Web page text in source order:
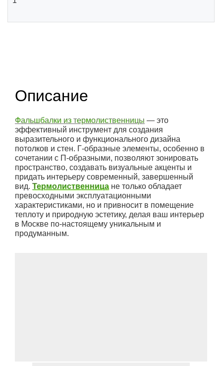
Описание
Фальшбалки из термолиственницы — это
эффективный инструмент для создания
выразительного и функционального дизайна
потолков и стен. Г-образные элементы, особенно в
сочетании с П-образными, позволяют зонировать
пространство, создавать визуальные акценты и
придать интерьеру современный, завершенный
вид. Термолиственница не только обладает
превосходными эксплуатационными
характеристиками, но и привносит в помещение
теплоту и природную эстетику, делая ваш интерьер
в Москве по-настоящему уникальным и
продуманным.